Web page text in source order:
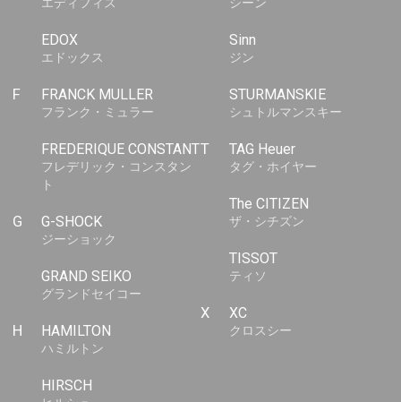
EDOX
エドックス
F FRANCK MULLER
フランク・ミュラー
FREDERIQUE CONSTANT
フレデリック・コンスタン
ト
G G-SHOCK
ジーショック
GRAND SEIKO
グランドセイコー
H HAMILTON
ハミルトン
HIRSCH
Sinn
ジン
STURMANSKIE
シュトルマンスキー
T TAG Heuer
タグ・ホイヤー
The CITIZEN
ザ・シチズン
TISSOT
ティソ
X XC
クロスシー